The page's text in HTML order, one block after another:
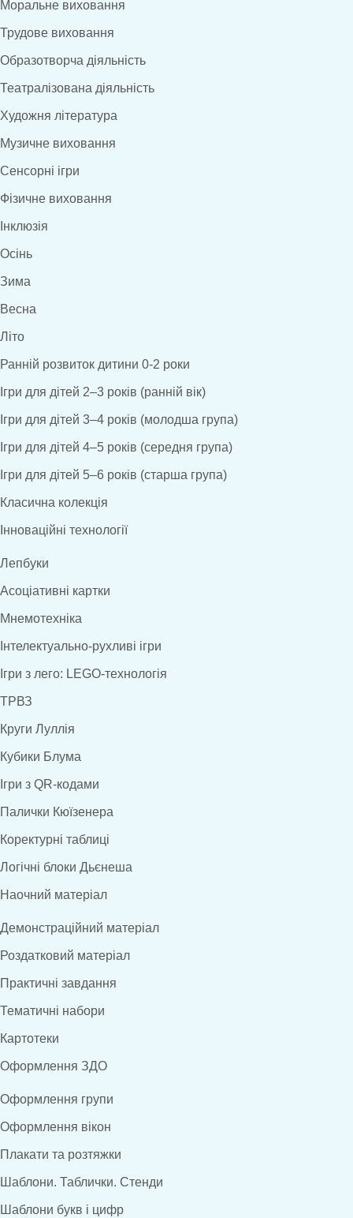
Моральне виховання
Трудове виховання
Образотворча діяльність
Театралізована діяльність
Художня література
Музичне виховання
Сенсорні ігри
Фізичне виховання
Інклюзія
Осінь
Зима
Весна
Літо
Ранній розвиток дитини 0-2 роки
Ігри для дітей 2–3 років (ранній вік)
Ігри для дітей 3–4 років (молодша група)
Ігри для дітей 4–5 років (середня група)
Ігри для дітей 5–6 років (старша група)
Класична колекція
Інноваційні технології
Лепбуки
Асоціативні картки
Мнемотехніка
Інтелектуально-рухливі ігри
Ігри з лего: LEGO-технологія
ТРВЗ
Круги Луллія
Кубики Блума
Ігри з QR-кодами
Палички Кюїзенера
Коректурні таблиці
Логічні блоки Дьєнеша
Наочний матеріал
Демонстраційний матеріал
Роздатковий матеріал
Практичні завдання
Тематичні набори
Картотеки
Оформлення ЗДО
Оформлення групи
Оформлення вікон
Плакати та розтяжки
Шаблони. Таблички. Стенди
Шаблони букв і цифр